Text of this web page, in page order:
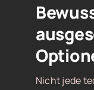
Nicht jede